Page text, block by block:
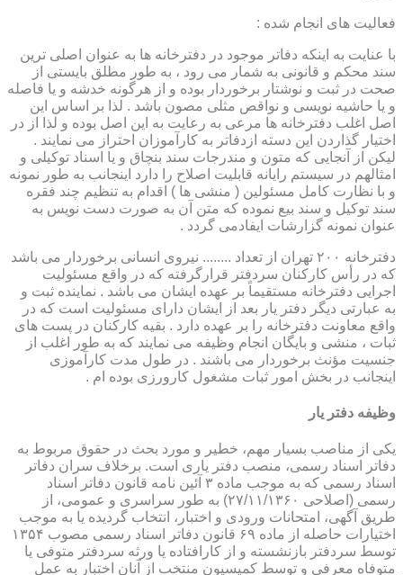
فعالیت های انجام شده :
با عنایت به اینکه دفاتر موجود در دفترخانه ها به عنوان اصلی ترین
سند محکم و قانونی به شمار می رود ، به طور مطلق بایستی از
صحت در ثبت و نوشتار برخوردار بوده و از هرگونه خدشه و یا فاصله
و یا حاشیه نویسی و نواقص مثلی مصون باشد . لذا بر اساس این
اصل اغلب دفترخانه ها مرعی به رعایت به این اصل بوده و لذا از در
اختیار گذاردن این دسته ازدفاتر به کارآموزان احتراز می نمایند .
لیکن از آنجایی که متون و مندرجات سند بنچاق و یا اسناد توکیلی و
امثالهم در سیستم رایانه قابلیت اصلاح را دارد اینجانب به طور نمونه
و با نظارت کامل مسئولین ( منشی ها ) اقدام به تنظیم چند فقره
سند توکیل و سند بیع نموده که متن آن به صورت دست نویس به
عنوان نمونه گزارشات ایفادمی گردد .
دفترخانه ۲۰۰ تهران از تعداد ........ نیروی انسانی برخوردار می باشد
که در رأس کارکنان سردفتر قرارگرفته که در واقع مسئولیت
اجرایی دفترخانه مستقیماً بر عهده ایشان می باشد . نماینده ثبت و
به عبارتی دیگر دفتر یار بعد از ایشان دارای مسئولیت است که در
واقع معاونت دفترخانه را بر عهده دارد . بقیه کارکنان در پست های
ثبات ، منشی و بایگان انجام وظیفه می نمایند که به طور اغلب از
جنسیت مؤنث برخوردار می باشند . در طول مدت کارآموزی
اینجانب در بخش امور ثبات مشغول کارورزی بوده ام .
وظیفه دفتر یار
یكی از مناصب بسیار مهم، خطیر و مورد بحث در حقوق مربوط به
دفاتر اسناد رسمی، منصب دفتر یاری است. برخلاف سران دفاتر
اسناد رسمی كه به موجب ماده ۳ آئین نامه قانون دفاتر اسناد
رسمی (اصلاحی ۲۷/۱۱/۱۳۶۰) به طور سراسری و عمومی، از
طریق آگهی، امتحانات ورودی و اختبار، انتخاب گردیده یا به موجب
اختیارات حاصله از ماده ۶۹ قانون دفاتر اسناد رسمی مصوب ۱۳۵۴
توسط سردفتر بازنشسته و از كارافتاده یا ورثه سردفتر متوفی یا
متوفاه معرفی و توسط كمیسیون منتخب از آنان اختبار به عمل